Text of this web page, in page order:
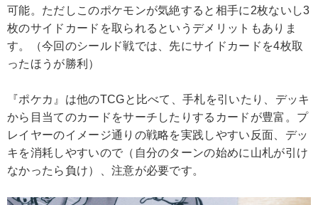
可能。ただしこのポケモンが気絶すると相手に2枚ないし3
枚のサイドカードを取られるというデメリットもありま
す。（今回のシールド戦では、先にサイドカードを4枚取
ったほうが勝利）
『ポケカ』は他のTCGと比べて、手札を引いたり、デッキ
から目当てのカードをサーチしたりするカードが豊富。プ
レイヤーのイメージ通りの戦略を実践しやすい反面、デッ
キを消耗しやすいので（自分のターンの始めに山札が引け
なかったら負け）、注意が必要です。